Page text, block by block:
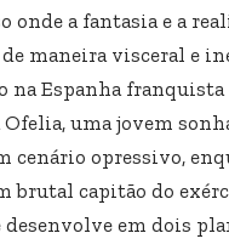
onde a fantasia e a
maneira visceral e
na Espanha franquista
uma jovem
cenário opressivo,
brutal capitão do
desenvolve em dois